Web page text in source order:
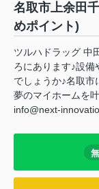
名取市上余田
めポイント)
ツルハドラッグ 中
ろにあります♪設
でしょうか♪名取
夢のマイホームを
info@next-